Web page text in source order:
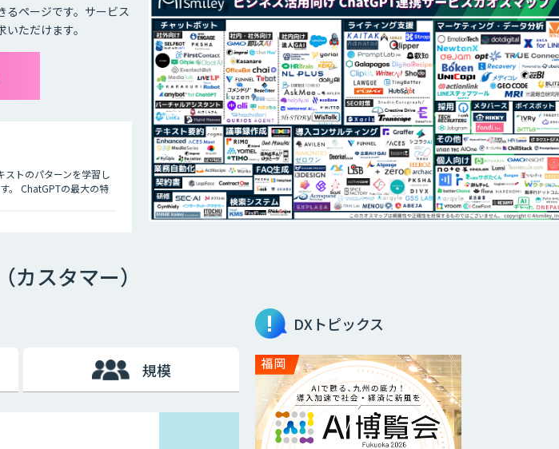
るページです。サービス
ただけます。
ストのパターンを学習し
。 ChatGPTの最大の特
スタマー）
規模
DXトピックス